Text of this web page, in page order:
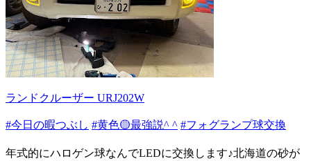
ランドクルーザー URJ202W
#今日の暇つぶし #黄色🟡最強説^ ^ #フォグランプ球交換
年式的にハロゲン球なんでLEDに交換します♪北海道の砂が